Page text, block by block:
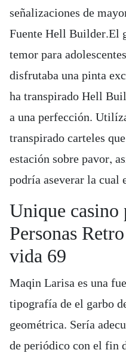
señalizaciones de
Fuente Hell Builder.El
temor para
disfrutaba una pinta
ha transpirado Hell
a una perfección.
transpirado carteles
estación sobre pavor,
podría aseverar la cual
Unique casino
Personas
vida 69
Maqin Larisa es una
tipografía de el garbo
geométrica. Serí­a
de periódico con el fin